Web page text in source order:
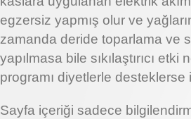
egzersiz yapmış olur ve
zamanda deride toparlama ve
yapılmasa bile sıkılaştırıcı
programı diyetlerle
Sayfa içeriği sadece